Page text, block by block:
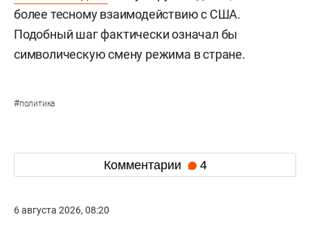
более тесному взаимодействию с США.
Подобный шаг фактически означал бы
символическую смену режима в стране.
#политика
Комментарии 4
6 августа 2026, 08:20